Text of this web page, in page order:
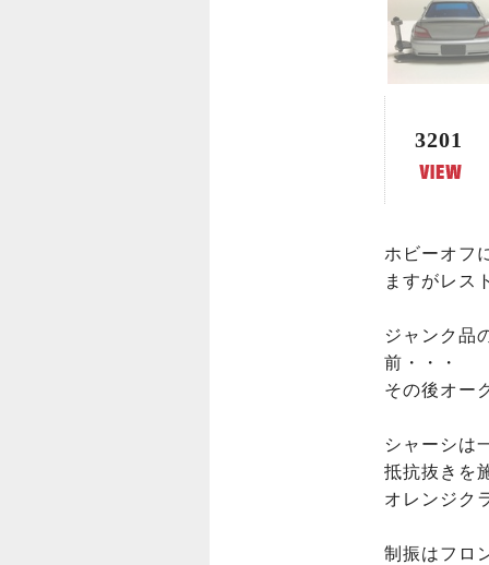
3201
ホビーオフ
ますがレス
ジャンク品
前・・・
その後オー
シャーシは
抵抗抜きを
オレンジク
制振はフロ